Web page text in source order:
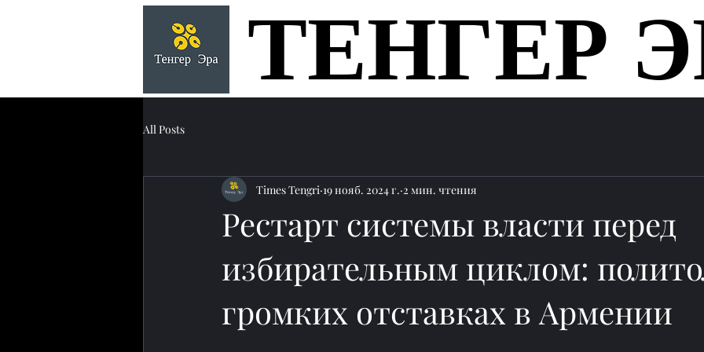
Главная
ТЕНГЕР
ТЕНГЕР
All Posts
Рестарт системы власти перед
избирательным циклом:
громких отставках в Армении
Times Tengri 19 нояб. 2024 г. 2 мин. чтения